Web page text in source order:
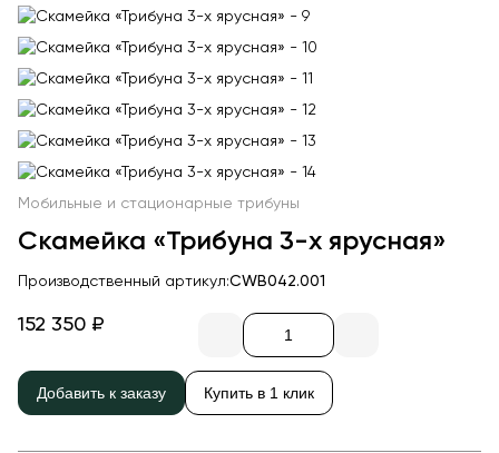
Качалки на пружине
Игровые домики
Песочницы
Игровые элементы
Теневые навесы для детских садов
Встраиваемые уличные батуты
МАФ
Уличные урны
Мобильные и стационарные трибуны
Скамейка «Трибуна 3-х ярусная»
Производственный артикул:CWB042.001
152 350 ₽
Добавить к заказу Купить в 1 клик